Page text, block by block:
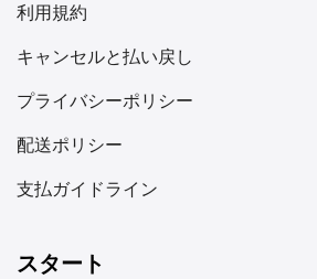
利用規約
キャンセルと払い戻し
プライバシーポリシー
配送ポリシー
支払ガイドライン
スタート